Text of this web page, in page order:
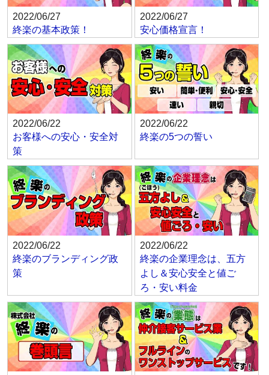
2022/06/27
終楽の基本政策！
2022/06/27
安心価格宣言！
2022/06/22
お客様への安心・安全対
策
2022/06/22
終楽の5つの誓い
2022/06/22
終楽のブランディング政
策
2022/06/22
終楽の企業理念は、五方
よし＆安心安全と値ご
ろ・安い料金